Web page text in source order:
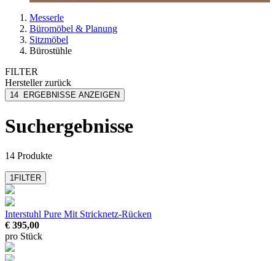
Messerle
Büromöbel & Planung
Sitzmöbel
Bürostühle
FILTER
Herstellerzurück
Interstuhl
Viasit
14 ERGEBNISSE ANZEIGEN
Suchergebnisse
14 Produkte
1FILTER
Interstuhl Pure Mit Stricknetz-Rücken
€ 395,00
pro Stück